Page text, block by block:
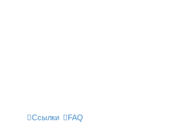
Ссылки FAQ